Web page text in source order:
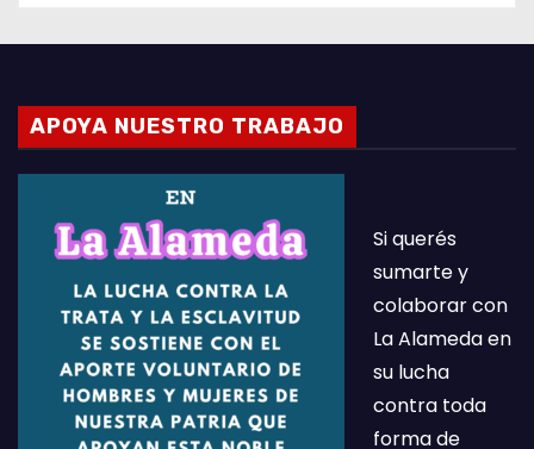
APOYA NUESTRO TRABAJO
Si querés
sumarte y
colaborar con
La Alameda en
su lucha
contra toda
forma de